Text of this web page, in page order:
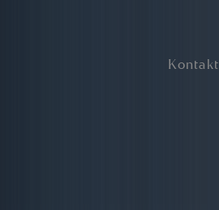
Kontakt